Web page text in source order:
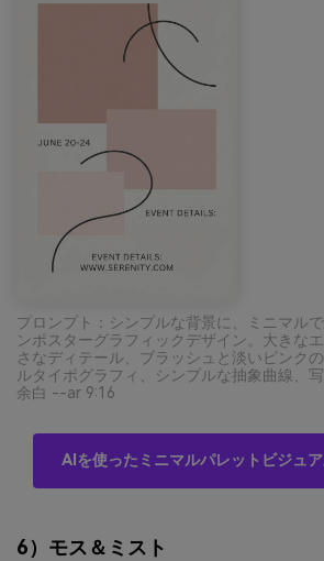
プロンプト：シンプルな背景に、ミニマル
ンポスターグラフィックデザイン。大きな
さなディテール、ブラッシュと淡いピンク
ルタイポグラフィ、シンプルな抽象曲線、
余白 --ar 9:16
AIを使ったミニマルパレットビジュ
6）モス＆ミスト